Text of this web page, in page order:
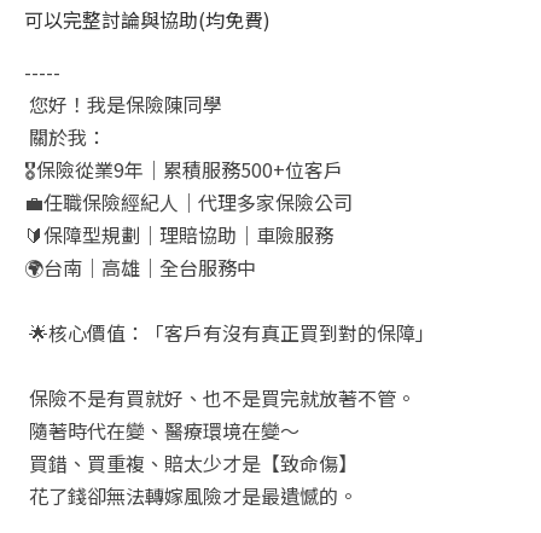
可以完整討論與協助(均免費)
-----
您好！我是保險陳同學
關於我：
🎖️保險從業9年｜累積服務500+位客戶
💼任職保險經紀人｜代理多家保險公司
🔰保障型規劃｜理賠協助｜車險服務
🌍台南｜高雄｜全台服務中
🌟核心價值：「客戶有沒有真正買到對的保障」
保險不是有買就好、也不是買完就放著不管。
隨著時代在變、醫療環境在變～
買錯、買重複、賠太少才是【致命傷】
花了錢卻無法轉嫁風險才是最遺憾的。